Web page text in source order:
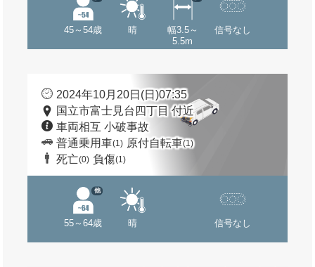
45～54歳 晴
幅3.5～
5.5m
信号なし
2024年10月20日(日)07:35
国立市富士見台四丁目 付近
車両相互 小破事故
普通乗用車(1) 原付自転車(1)
死亡(0) 負傷(1)
55～64歳
他
晴 信号なし